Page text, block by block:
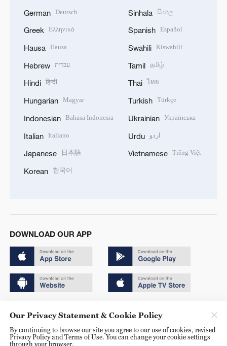
German Deutsch
Greek Ελληνικά
Hausa Hausa
Hebrew עברית
Hindi हिन्दी
Hungarian Magyar
Indonesian Bahasa Indonesia
Italian Italiano
Japanese 日本語
Korean 한국어
Sinhala සිංහල
Spanish Español
Swahili Kiswahili
Tamil தமிழ்
Thai ไทย
Turkish Türkçe
Ukrainian Українська
Urdu اردو
Vietnamese Tiếng Việt
DOWNLOAD OUR APP
京ICP备20000184号
京公网安备 11010502050052号
Our Privacy Statement & Cookie Policy
By continuing to browse our site you agree to our use of cookies, revised
Privacy Policy and Terms of Use. You can change your cookie settings
through your browser.